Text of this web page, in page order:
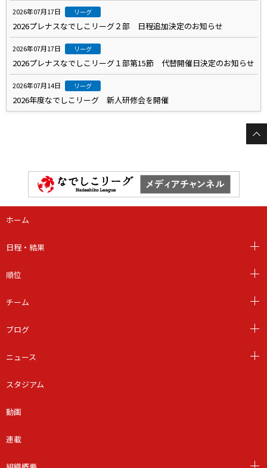
2026年07月17日 リーグ
2026プレナスなでしこリーグ２部 日程追加決定のお知らせ
2026年07月17日 リーグ
2026プレナスなでしこリーグ１部第15節 代替開催日決定のお知らせ
2026年07月14日 リーグ
2026年度なでしこリーグ 新人研修会を開催
ホーム
日程・結果
順位
チーム
ブログ
ニュース
スタジアム
動画
連載